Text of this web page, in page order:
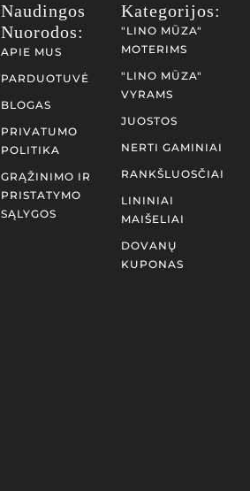
Naudingos
Nuorodos:
APIE MUS
PARDUOTUVĖ
BLOGAS
PRIVATUMO
POLITIKA
GRĄŽINIMO IR
PRISTATYMO
SĄLYGOS
Kategorijos:
"LINO MŪZA"
MOTERIMS
"LINO MŪZA"
VYRAMS
JUOSTOS
NERTI GAMINIAI
RANKŠLUOSČIAI
LININIAI
MAIŠELIAI
DOVANŲ
KUPONAS